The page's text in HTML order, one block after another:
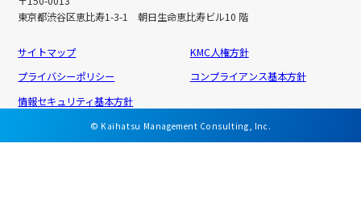
東京都渋谷区恵比寿1-3-1 朝日生命恵比寿ビル10 階
サイトマップ
KMC人権方針
プライバシーポリシー
コンプライアンス基本方針
情報セキュリティ基本方針
© Kaihatsu Management Consulting, Inc.